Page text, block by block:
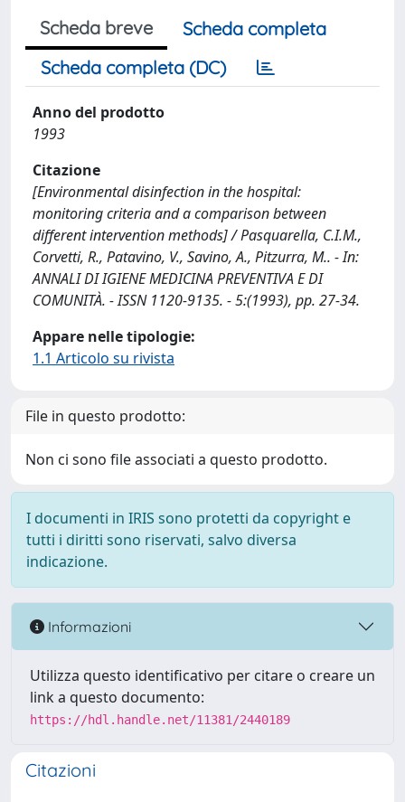
Scheda breve
Scheda completa
Scheda completa (DC)
Anno del prodotto
1993
Citazione
[Environmental disinfection in the hospital:
monitoring criteria and a comparison between
different intervention methods] / Pasquarella, C.I.M.,
Corvetti, R., Patavino, V., Savino, A., Pitzurra, M.. - In:
ANNALI DI IGIENE MEDICINA PREVENTIVA E DI
COMUNITÀ. - ISSN 1120-9135. - 5:(1993), pp. 27-34.
Appare nelle tipologie:
1.1 Articolo su rivista
File in questo prodotto:
Non ci sono file associati a questo prodotto.
I documenti in IRIS sono protetti da copyright e
tutti i diritti sono riservati, salvo diversa
indicazione.
Informazioni
Utilizza questo identificativo per citare o creare un
link a questo documento:
https://hdl.handle.net/11381/2440189
Citazioni